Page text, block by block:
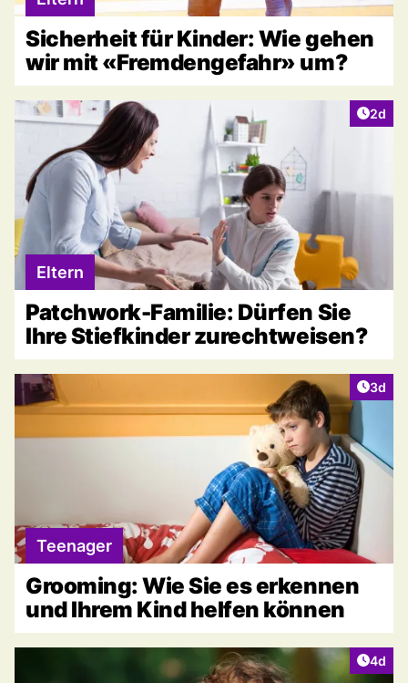
Sicherheit für Kinder: Wie gehen
wir mit «Fremdengefahr» um?
2d
Eltern
Patchwork-Familie: Dürfen Sie
Ihre Stiefkinder zurechtweisen?
3d
Teenager
Grooming: Wie Sie es erkennen
und Ihrem Kind helfen können
4d